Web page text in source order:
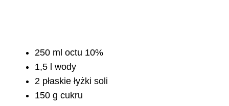
250 ml octu 10%
1,5 l wody
2 płaskie łyżki soli
150 g cukru